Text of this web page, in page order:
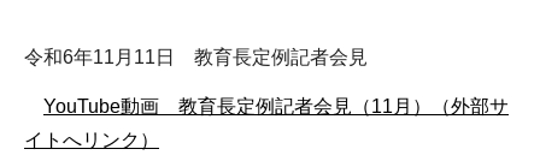
令和6年11月11日 教育長定例記者会見
YouTube動画 教育長定例記者会見（11月）（外部サ
イトへリンク）